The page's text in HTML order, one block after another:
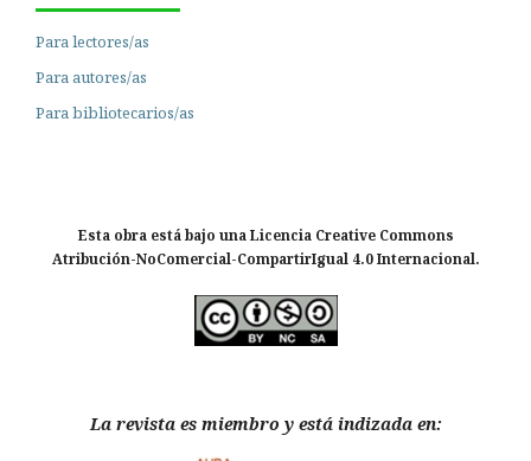
Para lectores/as
Para autores/as
Para bibliotecarios/as
Esta obra está bajo una Licencia Creative Commons
Atribución-NoComercial-CompartirIgual 4.0 Internacional.
La revista es miembro y está indizada en: